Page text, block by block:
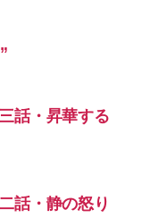
話・昇華する
話・静の怒り